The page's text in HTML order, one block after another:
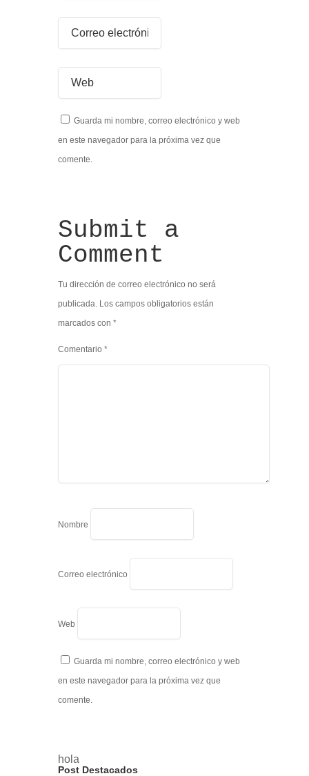
Guarda mi nombre, correo electrónico y web
en este navegador para la próxima vez que
comente.
Submit a
Comment
Tu dirección de correo electrónico no será
publicada. Los campos obligatorios están
marcados con *
Comentario *
Nombre
Correo electrónico
Web
Guarda mi nombre, correo electrónico y web
en este navegador para la próxima vez que
comente.
hola
Post Destacados